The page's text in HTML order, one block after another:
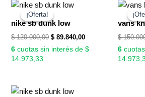
¡Oferta!
¡Oferta!
nike sb dunk low
$120.000,00
El
original
$ 120.000,00.
$ 89.840,00$ 89.840,00.
6 cuotas sin interés de $
14.973,33
vans
$
6
El